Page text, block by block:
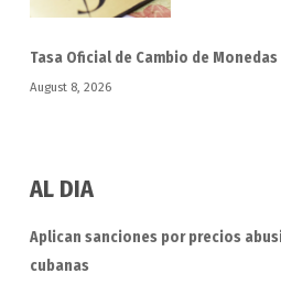
Tasa Oficial de Cambio de Monedas
August 8, 2026
AL DIA
Aplican sanciones por precios
cubanas